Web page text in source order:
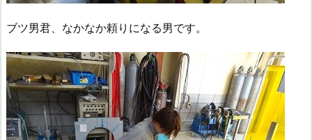
ブツ男君、なかなか頼りになる男です。